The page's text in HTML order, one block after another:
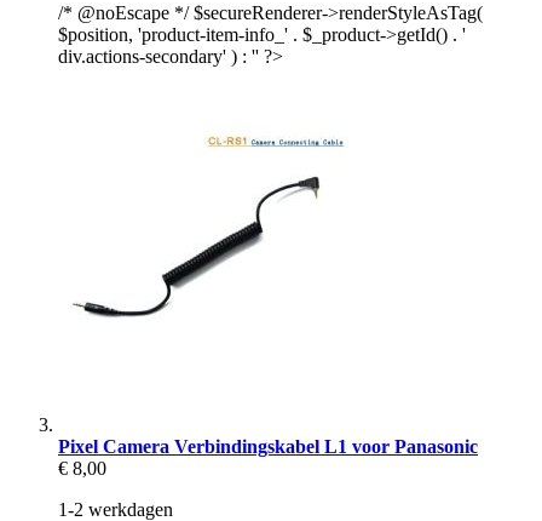
/* @noEscape */ $secureRenderer->renderStyleAsTag(
$position, 'product-item-info_' . $_product->getId() . '
div.actions-secondary' ) : '' ?>
Pixel Camera Verbindingskabel L1 voor Panasonic
€ 8,00
1-2 werkdagen